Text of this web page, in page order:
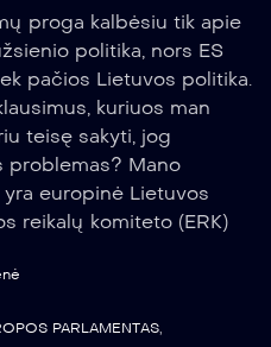
proga kalbėsiu tik apie
politika, nors ES
pačios Lietuvos politika.
kuriuos man
teisę sakyti, jog
problemas? Mano
europinė Lietuvos
reikalų komiteto (ERK)
PARLAMENTAS,